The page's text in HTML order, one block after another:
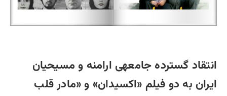
انتقاد گسترده جامعه‎ی ارامنه‎ و مسیحیان
ایران به دو فیلم «اکسیدان» و «مادر قلب